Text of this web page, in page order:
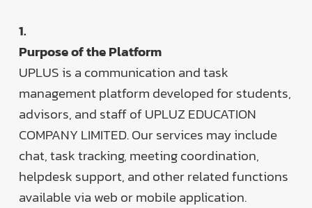
1.
Purpose of the Platform
UPLUS is a communication and task
management platform developed for students,
advisors, and staff of UPLUZ EDUCATION
COMPANY LIMITED. Our services may include
chat, task tracking, meeting coordination,
helpdesk support, and other related functions
available via web or mobile application.